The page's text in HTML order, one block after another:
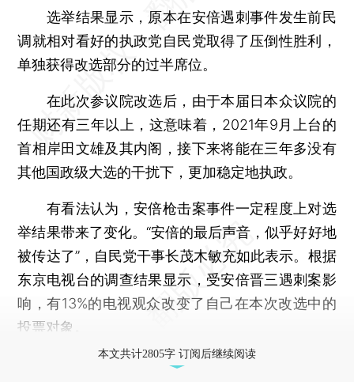
选举结果显示，原本在安倍遇刺事件发生前民
调就相对看好的执政党自民党取得了压倒性胜利，
单独获得改选部分的过半席位。
在此次参议院改选后，由于本届日本众议院的
任期还有三年以上，这意味着，2021年9月上台的
首相岸田文雄及其内阁，接下来将能在三年多没有
其他国政级大选的干扰下，更加稳定地执政。
有看法认为，安倍枪击案事件一定程度上对选
举结果带来了变化。“安倍的最后声音，似乎好好地
被传达了”，自民党干事长茂木敏充如此表示。根据
东京电视台的调查结果显示，受安倍晋三遇刺案影
响，有13%的电视观众改变了自己在本次改选中的
投票对象。
本文共计2805字 订阅后继续阅读